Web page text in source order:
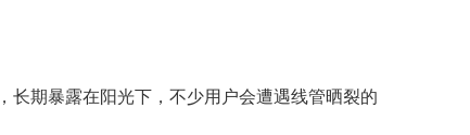
长期暴露在阳光下，不少用户会遭遇线管晒裂的